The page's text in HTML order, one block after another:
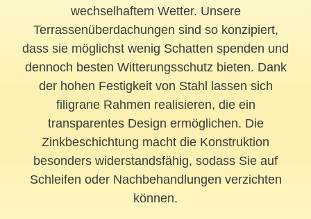
wechselhaftem Wetter. Unsere
Terrassenüberdachungen sind so konzipiert,
dass sie möglichst wenig Schatten spenden und
dennoch besten Witterungsschutz bieten. Dank
der hohen Festigkeit von Stahl lassen sich
filigrane Rahmen realisieren, die ein
transparentes Design ermöglichen. Die
Zinkbeschichtung macht die Konstruktion
besonders widerstandsfähig, sodass Sie auf
Schleifen oder Nachbehandlungen verzichten
können.